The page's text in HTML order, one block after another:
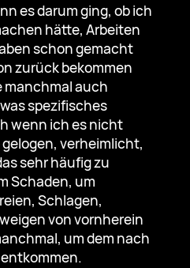
es darum ging, ob ich
hätte, Arbeiten
schon gemacht
zurück bekommen
manchmal auch
spezifisches
wenn ich es nicht
verheimlicht,
sehr häufig zu
Schaden, um
Schlagen,
von vornherein
um dem nach